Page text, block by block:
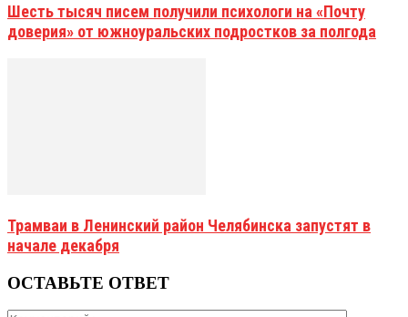
Шесть тысяч писем получили психологи на «Почту
доверия» от южноуральских подростков за полгода
Трамваи в Ленинский район Челябинска запустят в
начале декабря
ОСТАВЬТЕ ОТВЕТ